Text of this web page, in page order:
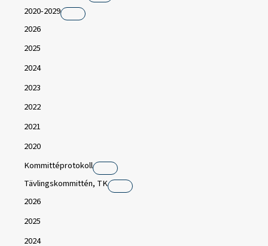
2020-2029
2026
2025
2024
2023
2022
2021
2020
Kommittéprotokoll
Tävlingskommittén, TK
2026
2025
2024